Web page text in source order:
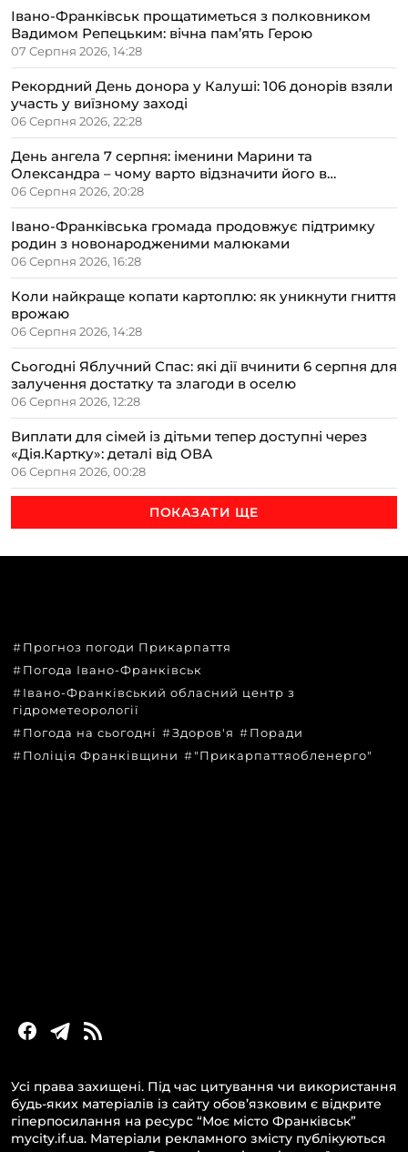
Івано-Франківськ прощатиметься з полковником
Вадимом Репецьким: вічна пам’ять Герою
07 Серпня 2026, 14:28
Рекордний День донора у Калуші: 106 донорів взяли
участь у виїзному заході
06 Серпня 2026, 22:28
День ангела 7 серпня: іменини Марини та
Олександра – чому варто відзначити його в
сімейному колі
06 Серпня 2026, 20:28
Івано-Франківська громада продовжує підтримку
родин з новонародженими малюками
06 Серпня 2026, 16:28
Коли найкраще копати картоплю: як уникнути гниття
врожаю
06 Серпня 2026, 14:28
Сьогодні Яблучний Спас: які дії вчинити 6 серпня для
залучення достатку та злагоди в оселю
06 Серпня 2026, 12:28
Виплати для сімей із дітьми тепер доступні через
«Дія.Картку»: деталі від ОВА
06 Серпня 2026, 00:28
ПОКАЗАТИ ЩЕ
Прогноз погоди Прикарпаття
Погода Івано-Франківськ
Івано-Франківський обласний центр з
гідрометеорології
Погода на сьогодні
Здоров'я
Поради
Поліція Франківщини
"Прикарпаттяобленерго"
Усі права захищені. Під час цитування чи використання
будь-яких матеріалів із сайту обов’язковим є відкрите
гіперпосилання на ресурс “Моє місто Франківськ”
mycity.if.ua. Матеріали рекламного змісту публікуються